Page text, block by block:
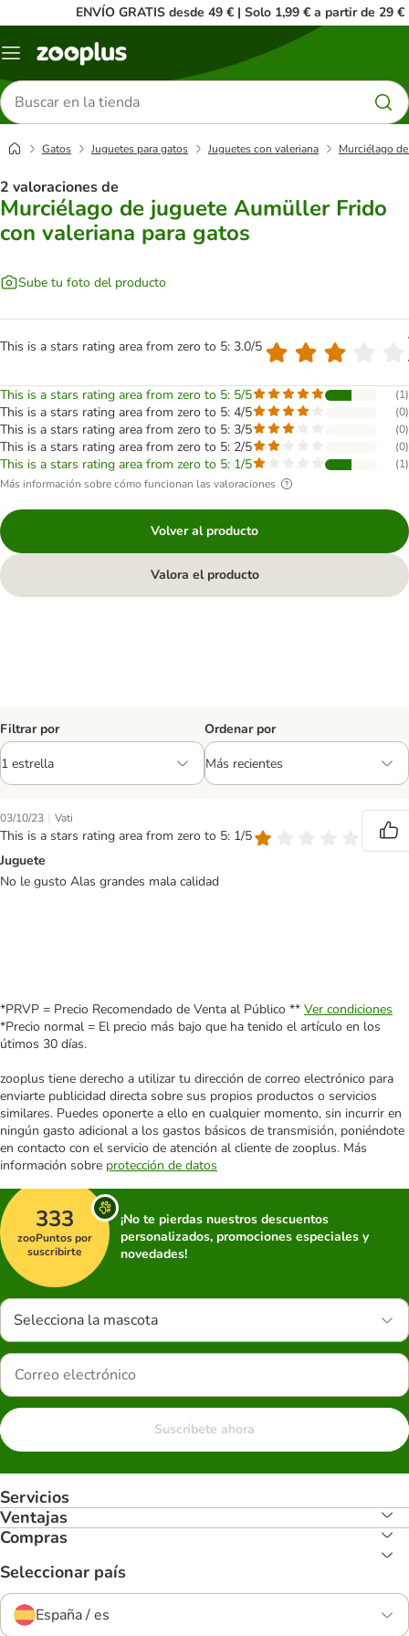
ENVÍO GRATIS desde 49 € | Solo 1,99 € a partir de 29 €
Menú
Buscar
productos
Gatos Juguetes para gatos Juguetes con valeriana Murciélago
2 valoraciones de
Murciélago de juguete Aumüller Frido
con valeriana para gatos
Sube tu foto del producto
This is a stars rating area from zero to 5: 3.0/5
This is a stars rating area from zero to 5: 5/5 (1)
This is a stars rating area from zero to 5: 4/5 (0)
This is a stars rating area from zero to 5: 3/5 (0)
This is a stars rating area from zero to 5: 2/5 (0)
This is a stars rating area from zero to 5: 1/5 (1)
Más información sobre cómo funcionan las valoraciones
Volver al producto
Valora el producto
Filtrar por Ordenar por
03/10/23 | Vati
This is a stars rating area from zero to 5: 1/5
Juguete
No le gusto Alas grandes mala calidad
*PRVP = Precio Recomendado de Venta al Público ** Ver condiciones
*Precio normal = El precio más bajo que ha tenido el artículo en los
útimos 30 días.
zooplus tiene derecho a utilizar tu dirección de correo electrónico para
enviarte publicidad directa sobre sus propios productos o servicios
similares. Puedes oponerte a ello en cualquier momento, sin incurrir en
ningún gasto adicional a los gastos básicos de transmisión, poniéndote
en contacto con el servicio de atención al cliente de zooplus. Más
información sobre protección de datos
333
zooPuntos por
suscribirte
¡No te pierdas nuestros descuentos
personalizados, promociones especiales y
novedades!
Selecciona la mascota
Suscríbete ahora
Servicios
Ventajas
Compras
Seleccionar país
España / es